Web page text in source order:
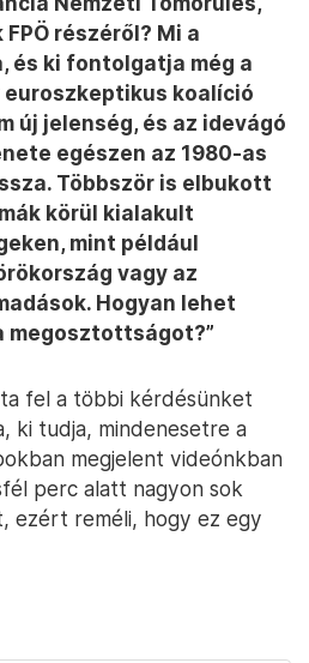
részéről? Mi a
és ki fontolgatja még a
euroszkeptikus koalíció
új jelenség, és az idevágó
egészen az 1980-as
Többször is elbukott
körül kialakult
mint például
vagy az
Hogyan lehet
megosztottságot?”
fel a többi kérdésünket
ki tudja, mindenesetre a
megjelent videónkban
perc alatt nagyon sok
ezért reméli, hogy ez egy